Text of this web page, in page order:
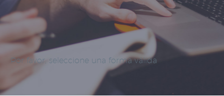
Por favor, seleccione una forma válida